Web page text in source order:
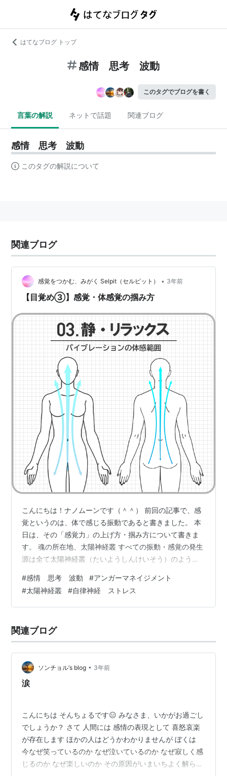
はてなブログ トップ
感情 思考 波動
このタグでブログを書く
言葉の解説 ネットで話題 関連ブログ
感情 思考 波動
このタグの解説について
関連ブログ
感覚をつかむ、みがく Selpit（セルピット） • 3年前
【目覚め③】感覚・体感覚の掴み方
こんにちは！ナノムーンです（＾＾） 前回の記事で、感
覚というのは、体で感じる振動であると書きました。 本
日は、その「感覚力」の上げ方・掴み方について書きま
す。 魂の所在地、太陽神経叢 すべての振動・感覚の発生
源は全て太陽神経叢（たいようしんけいそう）のようで
下、心臓の下から胃の裏側にかけて広がる「神経細胞の
集まり」のことを指します。 よく「ハートは胸の真ん中
にある」と言われますが、これは太陽神経叢のことで、
ルな話ではありません） 人間の仕組みとは、太陽神経叢
から発する振動が「感情」に関連付けら…
#感情 思考 波動 #アンガーマネイジメント
#太陽神経叢 #自律神経 ストレス
関連ブログ
ソンチョル’s blog • 3年前
涙
こんにちは そんちょるです😑 みなさま、いかがお過ごし
でしょうか？ さて 人間には 感情の表現として 喜怒哀楽
が存在します ほかの人はどうかわかりませんが ぼくは
今なぜ笑っているのか なぜ泣いているのか なぜ寂しく感
じるのか なぜ楽しいのか その原因がいまいちよく解らず